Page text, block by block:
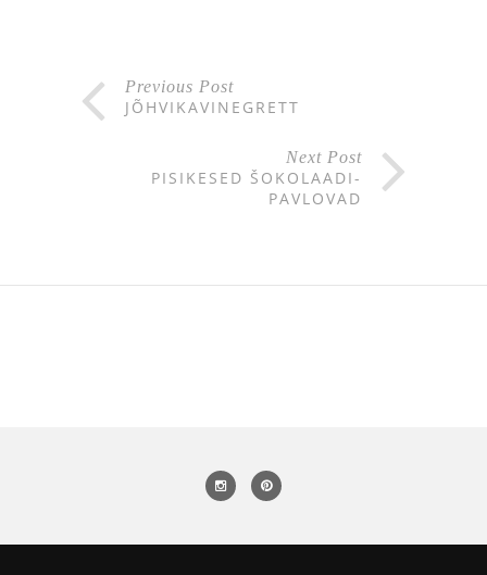
Previous Post
JÕHVIKAVINEGRETT
Next Post
PISIKESED ŠOKOLAADI-
PAVLOVAD